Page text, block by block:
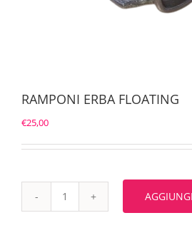
RAMPONI ERBA FLOATING
€25,00
RAMPONI
ERBA